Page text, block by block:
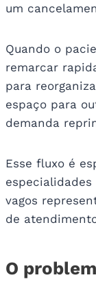
um
Quando o
remarcar
para
espaço para
demanda
Esse fluxo é
vagos
de
O